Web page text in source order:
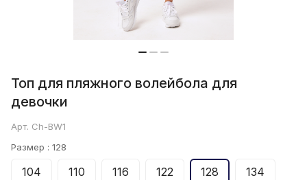
Топ для пляжного волейбола для
девочки
Арт. Ch-BW1
Размер : 128
104 110 116 122 128 134